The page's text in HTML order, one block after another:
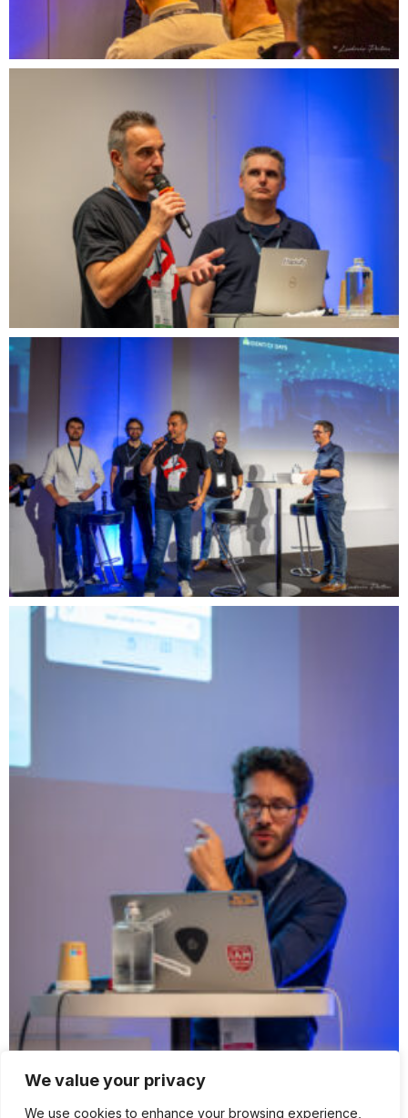
We value your privacy
We use cookies to enhance your browsing experience,